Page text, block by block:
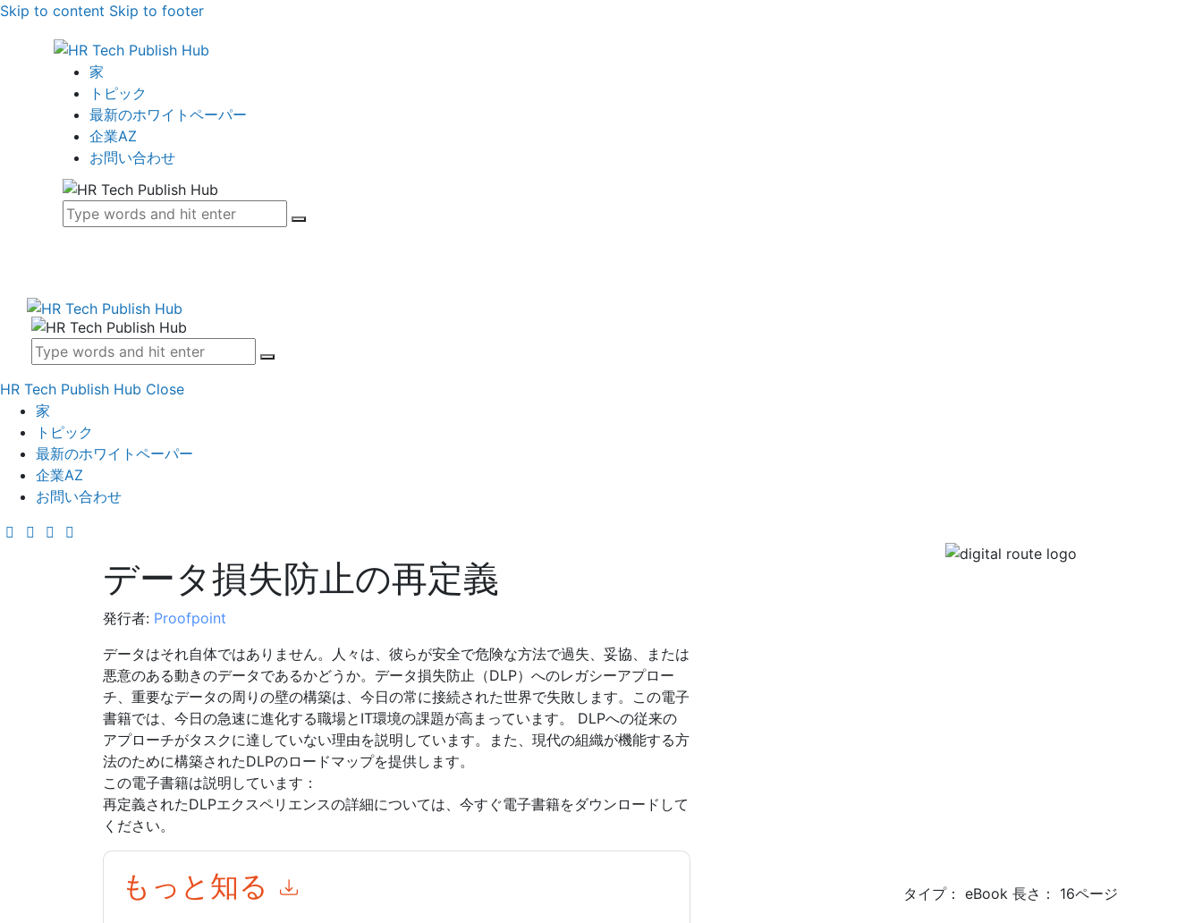
Skip to content Skip to footer
家
トピック
最新のホワイトペーパー
企業AZ
お問い合わせ
HR Tech Publish Hub Close
家
トピック
最新のホワイトペーパー
企業AZ
お問い合わせ
データ損失防止の再定義
発行者: Proofpoint
データはそれ自体ではありません。人々は、彼らが安全で危険な方法で過失、妥協、または
悪意のある動きのデータであるかどうか。データ損失防止（DLP）へのレガシーアプロー
チ、重要なデータの周りの壁の構築は、今日の常に接続された世界で失敗します。この電子
書籍では、今日の急速に進化する職場とIT環境の課題が高まっています。 DLPへの従来の
アプローチがタスクに達していない理由を説明しています。また、現代の組織が機能する方
法のために構築されたDLPのロードマップを提供します。
この電子書籍は説明しています：
再定義されたDLPエクスペリエンスの詳細については、今すぐ電子書籍をダウンロードして
ください。
もっと知る タイプ： eBook 長さ： 16ページ